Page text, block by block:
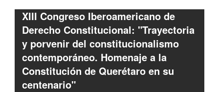
XIII Congreso Iberoamericano de
Derecho Constitucional: "Trayectoria
y porvenir del constitucionalismo
contemporáneo. Homenaje a la
Constitución de Querétaro en su
centenario"